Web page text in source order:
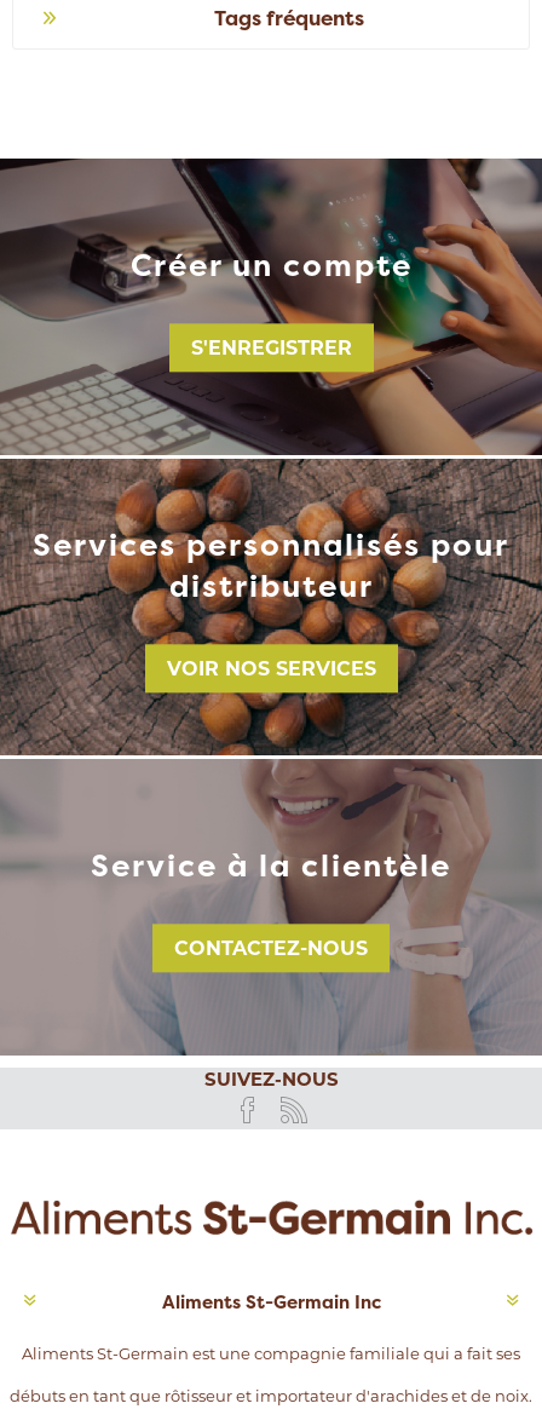
Tags fréquents
Créer un compte
S'ENREGISTRER
Services personnalisés pour
distributeur
VOIR NOS SERVICES
Service à la clientèle
CONTACTEZ-NOUS
SUIVEZ-NOUS
Aliments St-Germain Inc
Aliments St-Germain est une compagnie familiale qui a fait ses
débuts en tant que rôtisseur et importateur d'arachides et de noix.